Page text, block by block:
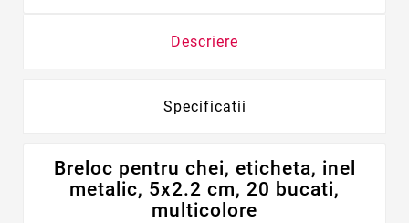
Descriere
Specificatii
Breloc pentru chei, eticheta, inel
metalic, 5x2.2 cm, 20 bucati,
multicolore